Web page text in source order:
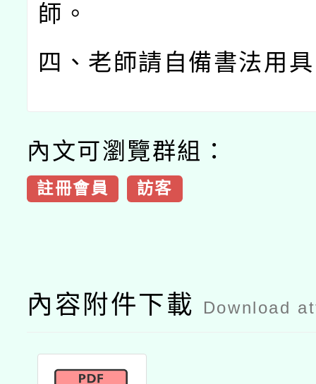
師。
四、老師請自備書法用
內文可瀏覽群組：
註冊會員 訪客
內容附件下載 Download